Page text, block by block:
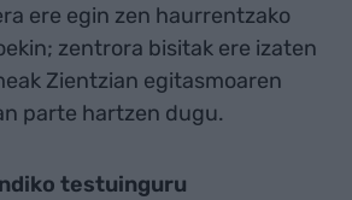
ere egin zen haurrentzako
zentrora bisitak ere izaten
Zientzian egitasmoaren
parte hartzen dugu.
testuinguru